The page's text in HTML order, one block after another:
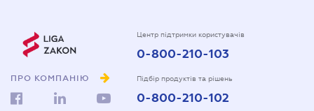
ПРО КОМПАНІЮ
Центр підтримки користувачів
0-800-210-103
Підбір продуктів та рішень
0-800-210-102